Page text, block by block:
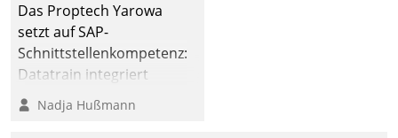
Das Proptech Yarowa
setzt auf SAP-
Schnittstellenkompetenz:
Datatrain integriert
Yarowas Portal zur
Vergabe und Verwaltung
Nadja Hußmann